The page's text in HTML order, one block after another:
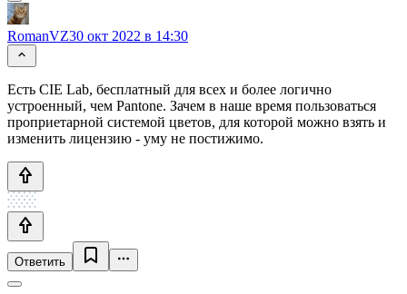
RomanVZ30 окт 2022 в 14:30
Есть CIE Lab, бесплатный для всех и более логично
устроенный, чем Pantone. Зачем в наше время пользоваться
проприетарной системой цветов, для которой можно взять и
изменить лицензию - уму не постижимо.
Ответить